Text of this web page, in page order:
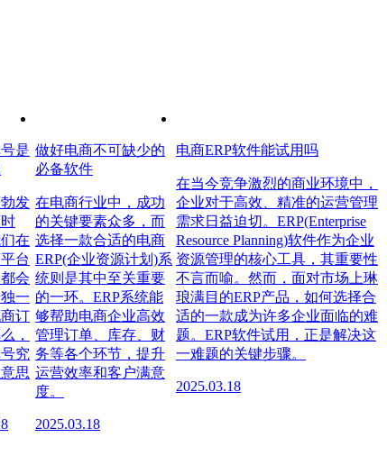
是
发
在
台
会
一
订
，
究
思
做好电商不可缺少的
必备软件
在电商行业中，成功
的关键要素众多，而
选择一款合适的电商
ERP(企业资源计划)系
统则是其中至关重要
的一环。ERP系统能
够帮助电商企业高效
管理订单、库存、财
务等各个环节，提升
运营效率和客户满意
度。
2025.03.18
电商ERP软件能试用吗
在当今竞争激烈的商业环境中，
企业对于高效、精准的运营管理
需求日益迫切。ERP(Enterprise
Resource Planning)软件作为企业
资源管理的核心工具，其重要性
不言而喻。然而，面对市场上琳
琅满目的ERP产品，如何选择合
适的一款成为许多企业面临的难
题。ERP软件试用，正是解决这
一难题的关键步骤。
2025.03.18